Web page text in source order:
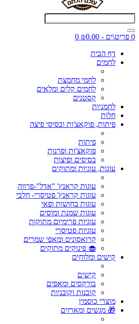
0 פריט\ים - ₪0.00
0
דף הבית
לחמים
לחמי מחמצת
לחמים קלים ומלאים
קסטנים
לחמניות
חלות
פיתות, פוקאצ'ות ובסיסי פיצה
פיתות
פוקאצ'ות ופרנות
בסיסים ופיצות
עוגות, עוגיות ומתוקים
עוגות קראנץ' "אדל"-פרווה
עוגות קראנץ' פטיסרי- חלבי
עוגות בחושות ופאי
עוגות שמנת ומוסים
עוגיות פרימיום מתוקות
עוגיות פטיסרי
קרואסונים ומאפי שמרים
🧁 פינוקים מתוקים
קישים ומלוחים
קישים
בורקסים ומאפים
קובנות וקובניות
מוצרי כוסמין
🎁 מגשים ומארזים